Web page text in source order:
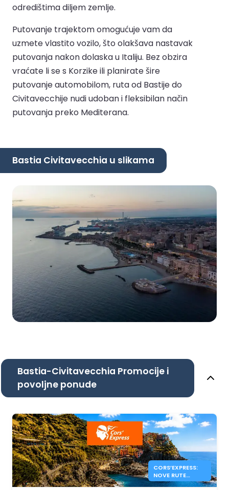
odredištima diljem zemlje.
Putovanje trajektom omogućuje vam da
uzmete vlastito vozilo, što olakšava nastavak
putovanja nakon dolaska u Italiju. Bez obzira
vraćate li se s Korzike ili planirate šire
putovanje automobilom, ruta od Bastije do
Civitavecchije nudi udoban i fleksibilan način
putovanja preko Mediterana.
Bastia Civitavecchia u slikama
Bastia-Civitavecchia Promocije i
povoljne ponude
CORS’EXPRESS:
NOVE RUTE
KORZIKA –